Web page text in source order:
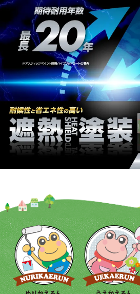
す。 これからも、安心して暮らせる住まいづくり
のお手伝いをしてまいり
塗装のご相談は、ぜひお
さい。
得られる効果は以下の通
ザイン塗装により、玄関
ト全体の印象が向上しま
デザインを取り入れるこ
魅力が加わります。 住
ザインの玄関ドアは、住
ます。快適な住環境を提
への愛着が高まり、入
能性があります。 資産
観やデザインが魅力的
プラスに働く要素です
は、将来の賃貸料や売
ます。 以上の効果を通
をデザイン塗装で改修
の魅力や価値を向上さ